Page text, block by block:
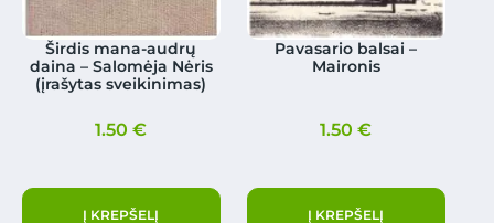
Širdis mana-audrų
daina – Salomėja Nėris
(įrašytas sveikinimas)
1.50€
Į KREPŠELĮ
Pavasario balsai –
Maironis
1.50€
Į KREPŠELĮ